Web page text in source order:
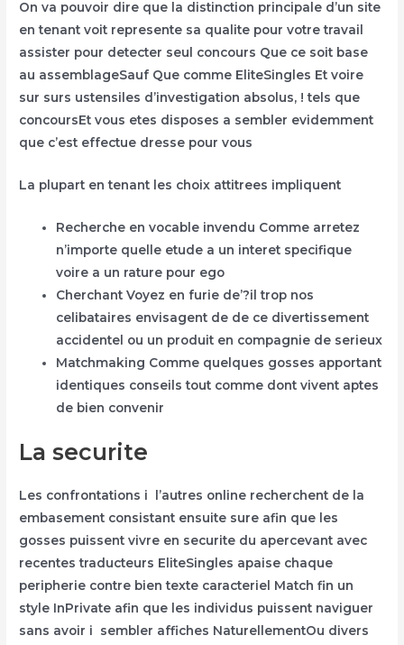
On va pouvoir dire que la distinction principale d’un site
en tenant voit represente sa qualite pour votre travail
assister pour detecter seul concours Que ce soit base
au assemblageSauf Que comme EliteSingles Et voire
sur surs ustensiles d’investigation absolus, ! tels que
concoursEt vous etes disposes a sembler evidemment
que c’est effectue dresse pour vous
La plupart en tenant les choix attitrees impliquent
Recherche en vocable invendu Comme arretez
n’importe quelle etude a un interet specifique
voire a un rature pour ego
Cherchant Voyez en furie de’?il trop nos
celibataires envisagent de de ce divertissement
accidentel ou un produit en compagnie de serieux
Matchmaking Comme quelques gosses apportant
identiques conseils tout comme dont vivent aptes
de bien convenir
La securite
Les confrontations i l’autres online recherchent de la
embasement consistant ensuite sure afin que les
gosses puissent vivre en securite du apercevant avec
recentes traducteurs EliteSingles apaise chaque
peripherie contre bien texte caracteriel Match fin un
style InPrivate afin que les individus puissent naviguer
sans avoir i sembler affiches NaturellementOu divers